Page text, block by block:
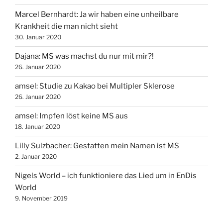
Marcel Bernhardt: Ja wir haben eine unheilbare
Krankheit die man nicht sieht
30. Januar 2020
Dajana: MS was machst du nur mit mir?!
26. Januar 2020
amsel: Studie zu Kakao bei Multipler Sklerose
26. Januar 2020
amsel: Impfen löst keine MS aus
18. Januar 2020
Lilly Sulzbacher: Gestatten mein Namen ist MS
2. Januar 2020
Nigels World – ich funktioniere das Lied um in EnDis
World
9. November 2019